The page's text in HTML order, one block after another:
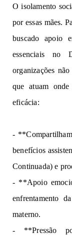
O isolamento
por essas mães. P
buscado apoio
essenciais no
organizações
que atuam
eficácia:
-
benefícios
Continuada) e pro
- **Apoio
enfrentamento da
materno.
- **Pressão p